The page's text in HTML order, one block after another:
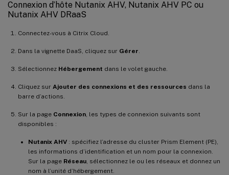
Connexion d’hôte Nutanix AHV, Nutanix AHV PC ou
Nutanix AHV DRaaS
Connectez-vous à Citrix Cloud.
Dans la vignette DaaS, cliquez sur Gérer.
Sélectionnez Hébergement dans le volet gauche.
Cliquez sur Ajouter des connexions et des ressources dans la
barre d’actions.
Sur la page Connexion, les types de connexion suivants sont
disponibles :
Nutanix AHV : spécifiez l’adresse du cluster Prism Element (PE),
les informations d’identification et un nom pour la connexion.
Sur la page Réseau, sélectionnez le ou les réseaux et donnez un
nom à l’unité d’hébergement.